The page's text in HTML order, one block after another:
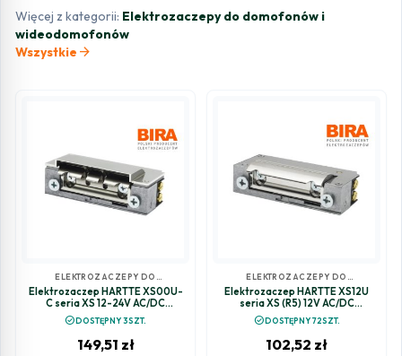
Więcej z kategorii: Elektrozaczepy do domofonów i
wideodomofonów
Wszystkie arrow_forward
ELEKTROZACZEPY DO
DOMOFONÓW I
WIDEODOMOFONÓW
Elektrozaczep HARTTE XS00U-
C seria XS 12-24V AC/DC
niskoprądowy z wyślizgiem
check_circleDOSTĘPNY 3SZT.
149,51 zł
ELEKTROZACZEPY DO
DOMOFONÓW I
WIDEODOMOFONÓW
Elektrozaczep HARTTE XS12U
seria XS (R5) 12V AC/DC
check_circleDOSTĘPNY 72SZT.
102,52 zł